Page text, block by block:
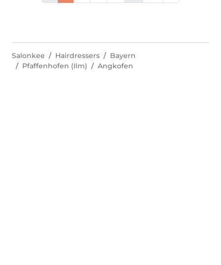
Salonkee Hairdressers
Bayern
Pfaffenhofen (Ilm)
Angkofen